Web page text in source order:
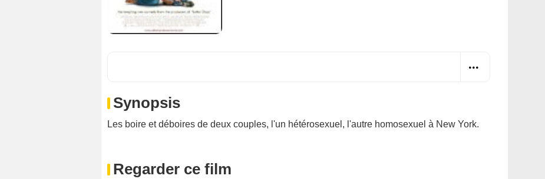
Synopsis
Les boire et déboires de deux couples, l'un hétérosexuel, l'autre homosexuel à New York.
Regarder ce film